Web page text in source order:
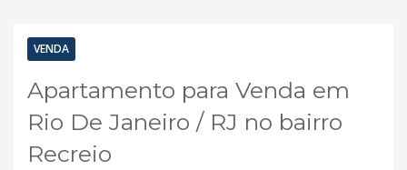
VENDA
Apartamento para Venda em
Rio De Janeiro / RJ no bairro
Recreio